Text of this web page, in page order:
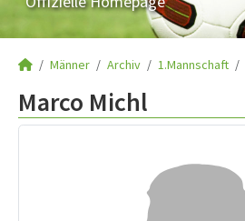
Männer Archiv 1.Mannschaft
Marco Michl